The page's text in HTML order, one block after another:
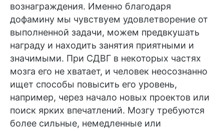
вознаграждения. Именно благодаря
дофамину мы чувствуем удовлетворение от
выполненной задачи, можем предвкушать
награду и находить занятия приятными и
значимыми. При СДВГ в некоторых частях
мозга его не хватает, и человек неосознанно
ищет способы повысить его уровень,
например, через начало новых проектов или
поиск ярких впечатлений. Мозгу требуются
более сильные, немедленные или